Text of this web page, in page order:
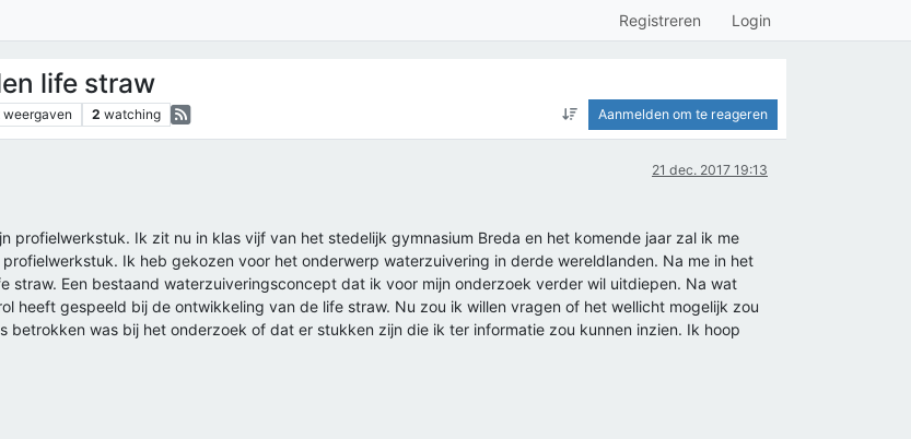
Registreren Login
life straw
weergaven 2 watching Aanmelden om te reageren
21 dec. 2017 19:13
profielwerkstuk. Ik zit nu in klas vijf van het stedelijk gymnasium Breda en het komende jaar zal ik me
Ik heb gekozen voor het onderwerp waterzuivering in derde wereldlanden. Na me in het
Een bestaand waterzuiveringsconcept dat ik voor mijn onderzoek verder wil uitdiepen. Na wat
heeft gespeeld bij de ontwikkeling van de life straw. Nu zou ik willen vragen of het wellicht mogelijk zou
betrokken was bij het onderzoek of dat er stukken zijn die ik ter informatie zou kunnen inzien. Ik hoop